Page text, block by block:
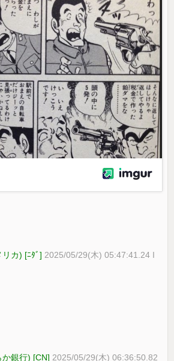
カ) [ﾆﾀﾞ] 2025/05/29(木) 05:47:41.24 I
銀行) [CN] 2025/05/29(木) 06:36:50.82